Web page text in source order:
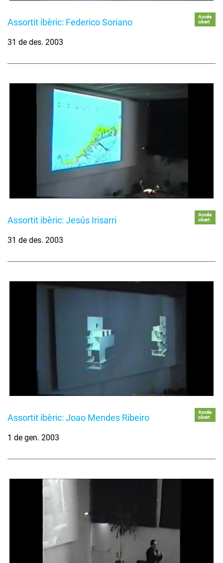
Assortit ibèric: Federico Soriano
Accés
obert
31 de des. 2003
Assortit ibèric: Jesús Irisarri
Accés
obert
31 de des. 2003
Assortit ibèric: Joao Mendes Ribeiro
Accés
obert
1 de gen. 2003